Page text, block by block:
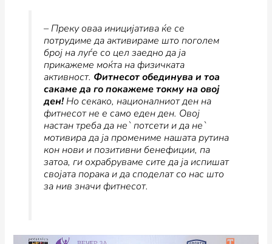
–Преку оваа иницијатива ќе се
потрудиме да активираме што поголем
број на луѓе со цел заедно да ја
прикажеме моќта на физичката
активност. Фитнесот обединува и тоа
сакаме да го покажеме токму на овој
ден!Но секако, националниот ден на
фитнесот не е само еден ден. Овoj
настан треба да не` потсети и да не`
мотивира да ја промениме нашата рутина
кон нови и позитивни бенефиции, па
затоа, ги охрабруваме сите да ја испишат
својата порака и да споделат со нас што
за нив значи фитнесот.